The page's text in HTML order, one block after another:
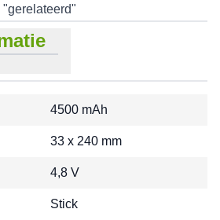
4500 mAh
33 x 240 mm
4,8 V
Stick